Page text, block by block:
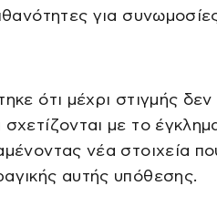
για
ότι μέχρι στιγμής
σχετίζονται με το
νέα στοιχεία
αυτής υπόθεσης.